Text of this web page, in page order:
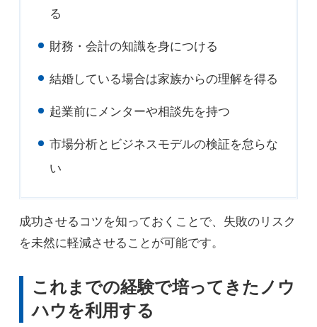
る
財務・会計の知識を身につける
結婚している場合は家族からの理解を得る
起業前にメンターや相談先を持つ
市場分析とビジネスモデルの検証を怠らな
い
成功させるコツを知っておくことで、失敗のリスク
を未然に軽減させることが可能です。
これまでの経験で培ってきたノウ
ハウを利用する